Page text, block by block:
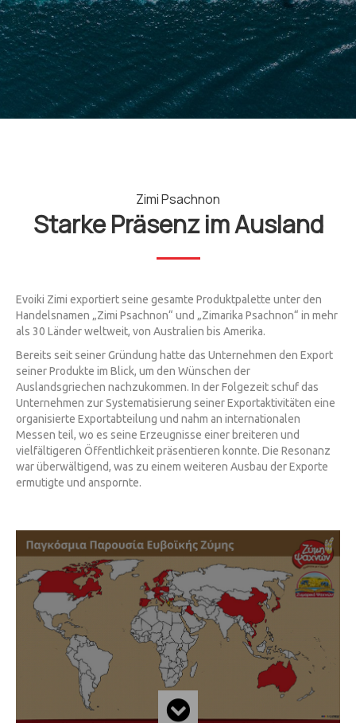
Zimi Psachnon
Starke Präsenz im Ausland
Evoiki Zimi exportiert seine gesamte Produktpalette unter den
Handelsnamen „Zimi Psachnon“ und „Zimarika Psachnon“ in mehr
als 30 Länder weltweit, von Australien bis Amerika.
Bereits seit seiner Gründung hatte das Unternehmen den Export
seiner Produkte im Blick, um den Wünschen der
Auslandsgriechen nachzukommen. In der Folgezeit schuf das
Unternehmen zur Systematisierung seiner Exportaktivitäten eine
organisierte Exportabteilung und nahm an internationalen
Messen teil, wo es seine Erzeugnisse einer breiteren und
vielfältigeren Öffentlichkeit präsentieren konnte. Die Resonanz
war überwältigend, was zu einem weiteren Ausbau der Exporte
ermutigte und anspornte.